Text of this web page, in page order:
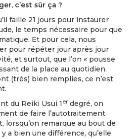
c’est sûr ça ?
faille 21 jours pour instaurer
le temps nécessaire pour que
Et pour cela, nous
pour répéter jour après jour
et surtout, que l’on « pousse
de la place au quotidien.
(très) bien remplies, ce n’est
du Reiki Usui 1 er degré, on
de faire l’autotraitement
lorsqu’on remarque au bout de
a bien une différence, qu’elle